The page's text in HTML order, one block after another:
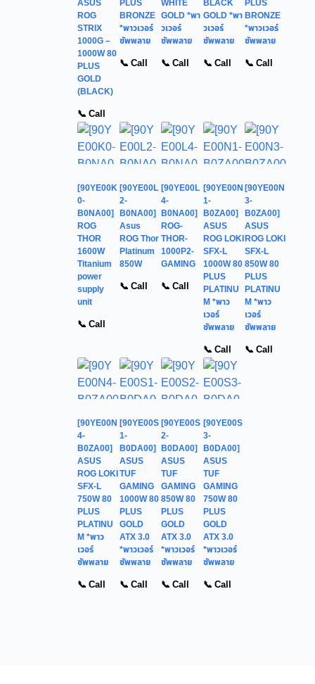
ASUS
ROG
STRIX
1000G –
1000W 80
PLUS
GOLD
(BLACK)
📞 Call
PLUS
BRONZE
*พาวเวอร์
ซัพพลาย
📞 Call
WHITE
GOLD *พา
วเวอร์
ซัพพลาย
📞 Call
BLACK
GOLD *พา
วเวอร์
ซัพพลาย
📞 Call
PLUS
BRONZE
*พาวเวอร์
ซัพพลาย
📞 Call
[90YE00K
0-
B0NA00]
ROG
THOR
1600W
Titanium
power
supply
unit
📞 Call
[90YE00L
2-
B0NA00]
Asus
ROG Thor
Platinum
850W
📞 Call
[90YE00L
4-
B0NA00]
ROG-
THOR-
1000P2-
GAMING
📞 Call
[90YE00N
1-
B0ZA00]
ASUS
ROG LOKI
SFX-L
1000W 80
PLUS
PLATINU
M *พาว
เวอร์
ซัพพลาย
📞 Call
[90YE00N
3-
B0ZA00]
ASUS
ROG LOKI
SFX-L
850W 80
PLUS
PLATINU
M *พาว
เวอร์
ซัพพลาย
📞 Call
[90YE00N
4-
B0ZA00]
ASUS
ROG LOKI
SFX-L
750W 80
PLUS
PLATINU
M *พาว
เวอร์
ซัพพลาย
📞 Call
[90YE00S
1-
B0DA00]
ASUS
TUF
GAMING
1000W 80
PLUS
GOLD
ATX 3.0
*พาวเวอร์
ซัพพลาย
📞 Call
[90YE00S
2-
B0DA00]
ASUS
TUF
GAMING
850W 80
PLUS
GOLD
ATX 3.0
*พาวเวอร์
ซัพพลาย
📞 Call
[90YE00S
3-
B0DA00]
ASUS
TUF
GAMING
750W 80
PLUS
GOLD
ATX 3.0
*พาวเวอร์
ซัพพลาย
📞 Call